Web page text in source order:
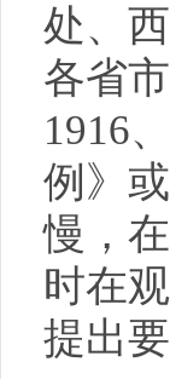
处、
各省
1916
例》
慢，
时在
提出